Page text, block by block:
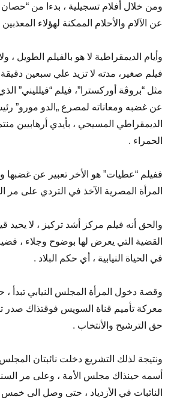
ومن خلال أفلام تسجيلية ، بدءا من
عن الآلام والأحلام الممكنة لهؤلاء المعذبين
وأيام الديمقراطية لا هو بالفيلم الطويل ،
فيلم صغير، مدته لا تزيد علي سبعين
مثل “بروڨة أوركسترا”، فيلم “فيلليني”
عن غضبه ومعاناته لمصرع „الدو مورو”
الديمقراطي المسيحي ، بأيدي أرهابيين
الحمراء .
ففيلم “عطيات” هو الأخر تعبير عن غضبها
المرأة المصرية الآخذ في التردي على مر
والحق أنه فيلم مركز أشد تركيز ، لا يحيد
القضية التي يعرض لها بوضوح وجلاء ،
في الحياة النيابية ، أي حكم البلاد .
وقصة دخول المرأة المجلس النيابي تبدأ
معركة تأميم قناة السويس فوقتذاك صدر
حق الترشيح والأنتخاب .
ونتيجة لذلك التشريع دخلت نائبتان المجلس
أسمه حينذاك مجلس الأمة ، وعلى مر
النائبات في الأزدياد ، حتى وصل الى خمس